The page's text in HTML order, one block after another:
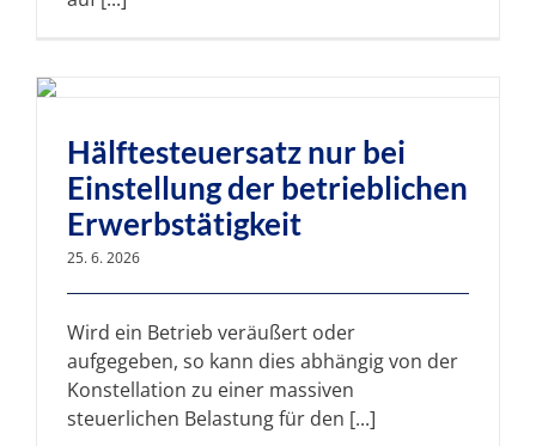
Hälftesteuersatz nur bei
Einstellung der betrieblichen
Erwerbstätigkeit
25. 6. 2026
Wird ein Betrieb veräußert oder
aufgegeben, so kann dies abhängig von der
Konstellation zu einer massiven
steuerlichen Belastung für den [...]